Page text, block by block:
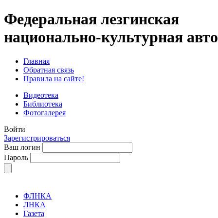
Федеральная лезгинская
национально-культурная
Главная
Обратная связь
Правила на сайте!
Видеотека
Библиотека
Фотогалерея
Войти
Зарегистрироваться
Ваш логин
Пароль
ФЛНКА
ЛНКА
Газета